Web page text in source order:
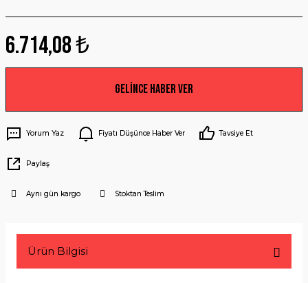
6.714,08 ₺
Gelince Haber Ver
Yorum Yaz Fiyatı Düşünce Haber Ver Tavsiye Et
Paylaş
Aynı gün kargo Stoktan Teslim
Ürün Bilgisi